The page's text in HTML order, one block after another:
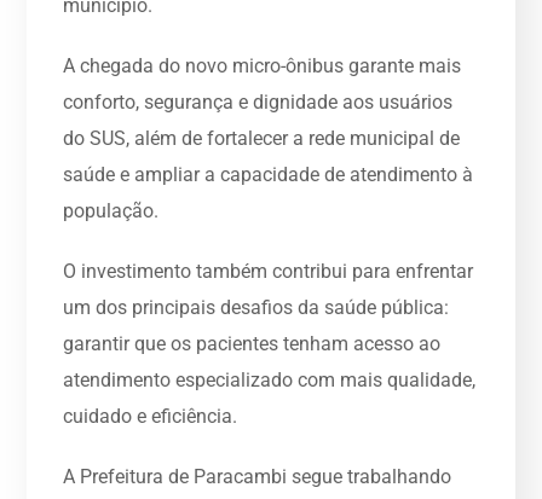
município.
A chegada do novo micro-ônibus garante mais
conforto, segurança e dignidade aos usuários
do SUS, além de fortalecer a rede municipal de
saúde e ampliar a capacidade de atendimento à
população.
O investimento também contribui para enfrentar
um dos principais desafios da saúde pública:
garantir que os pacientes tenham acesso ao
atendimento especializado com mais qualidade,
cuidado e eficiência.
A Prefeitura de Paracambi segue trabalhando